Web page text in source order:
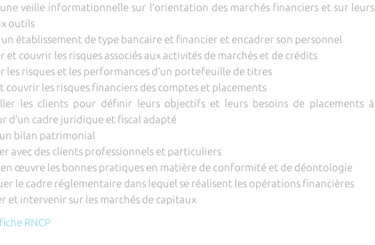
une veille informationnelle sur l’orientation des marchés financiers et sur leurs
outils
un établissement de type bancaire et financier et encadrer son personnel
et couvrir les risques associés aux activités de marchés et de crédits
les risques et les performances d’un portefeuille de titres
couvrir les risques financiers des comptes et placements
les clients pour définir leurs objectifs et leurs besoins de placements à
d’un cadre juridique et fiscal adapté
bilan patrimonial
avec des clients professionnels et particuliers
en œuvre les bonnes pratiques en matière de conformité et de déontologie
le cadre réglementaire dans lequel se réalisent les opérations financières
et intervenir sur les marchés de capitaux
RNCP